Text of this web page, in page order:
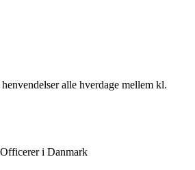
alle hverdage mellem kl.
i Danmark